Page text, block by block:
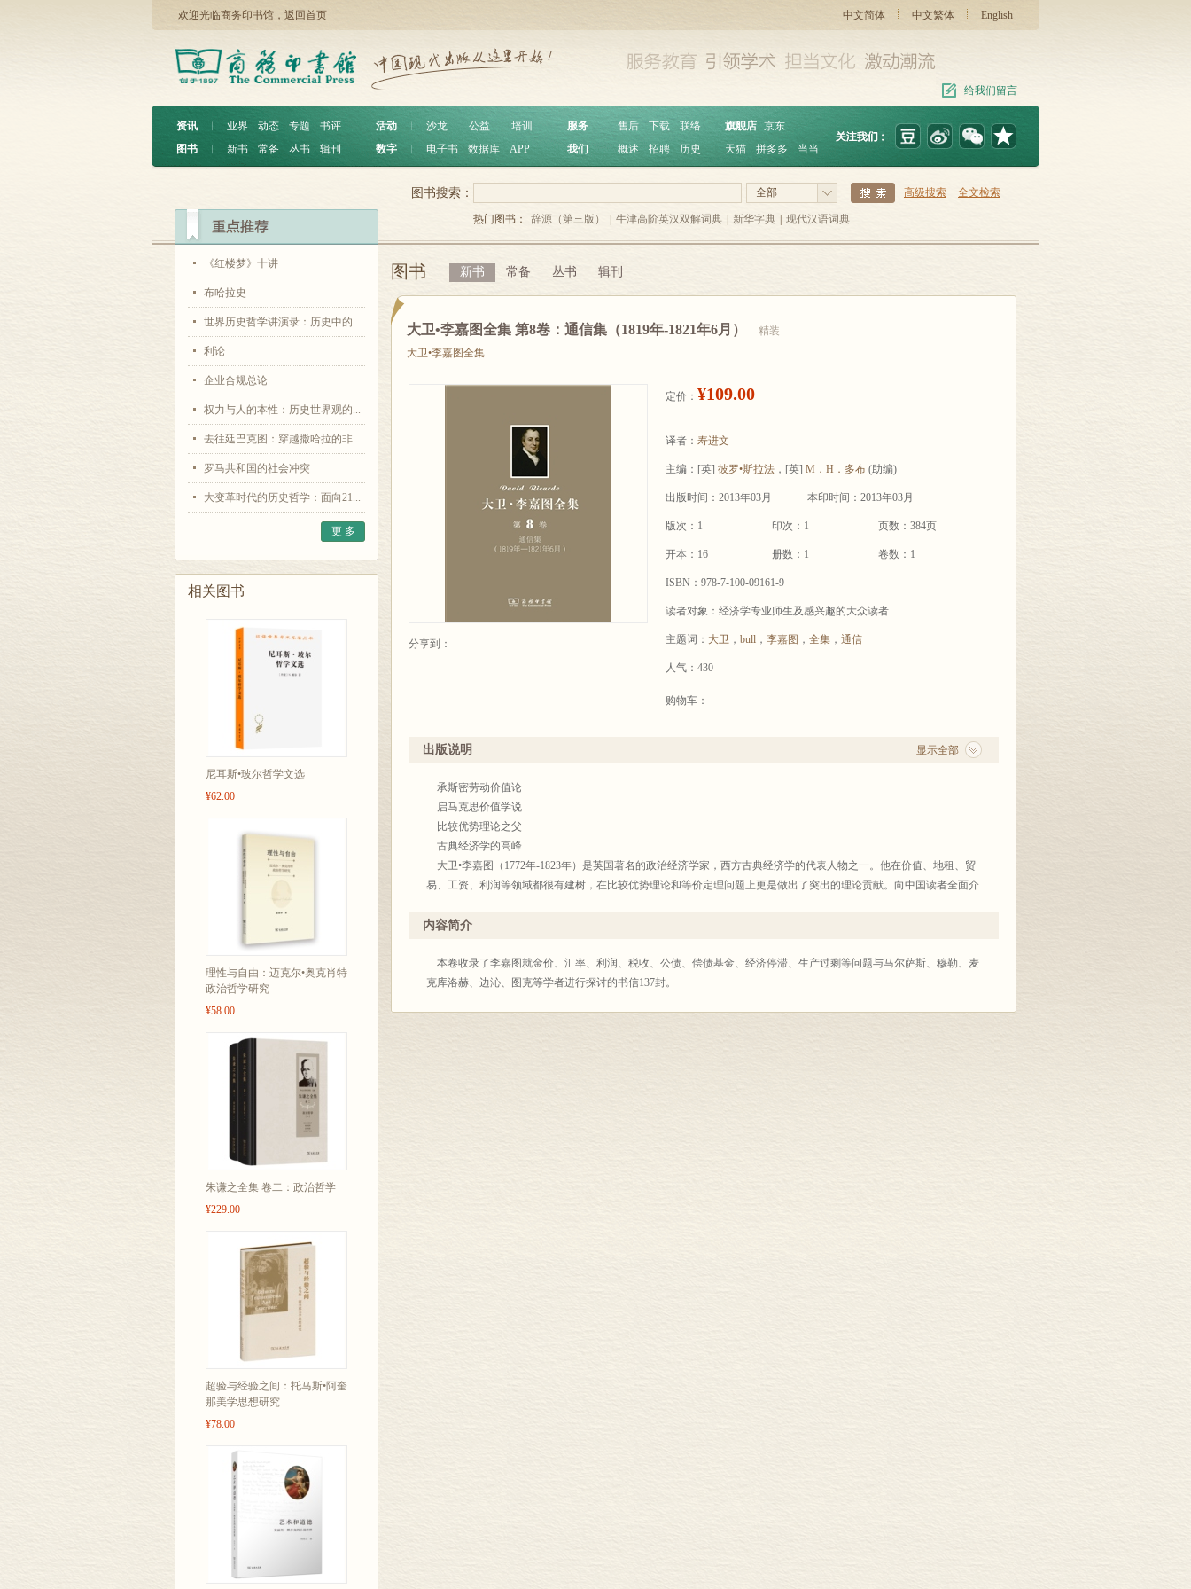
欢迎光临商务印书馆， 返回首页 中文简体 中文繁体 English
给我们留言
资讯 ︱ 业界 动态 专题
书评
图书
︱ 新书 常备 丛书 辑刊
活动 沙龙 公益
培训
数字
电子书 数据库 APP
服务 ︱ 售后 下载
联络
我们
概述 招聘 历史
旗舰店 京东
天猫
拼多多 当当
《红楼梦》十讲
布哈拉史
世界历史哲学讲演录：历史中的...
利论
企业合规总论
权力与人的本性：历史世界观的...
去往廷巴克图：穿越撒哈拉的非...
罗马共和国的社会冲突
大变革时代的历史哲学：面向21...
更 多
相关图书
尼耳斯•玻尔哲学文选
¥62.00
理性与自由：迈克尔•奥克肖特
政治哲学研究
¥58.00
朱谦之全集 卷二：政治哲学
¥229.00
超验与经验之间：托马斯•阿奎
那美学思想研究
¥78.00
全部 高级搜索 全文检索
图书搜索：
热门图书： 辞源（第三版） 牛津高阶英汉双解词典 新华字典 现代汉语词典
图书 新书 常备 丛书 辑刊
大卫•李嘉图全集 第8卷：通信集（1819年-1821年6月）
精装
大卫•李嘉图全集
分享到：
定价： ¥109.00
译者： 寿进文
主编： [英] 彼罗•斯拉法 ，[英] M．H．多布 (助编)
出版时间：2013年03月 本印时间：2013年03月
版次：1 印次：1 页数：384页
开本：16 册数：1 卷数：1
ISBN：978-7-100-09161-9
读者对象：经济学专业师生及感兴趣的大众读者
主题词： 大卫 ， bull ， 李嘉图 ， 全集 ， 通信
人气：430
购物车：
显示全部
出版说明
承斯密劳动价值论
启马克思价值学说
比较优势理论之父
古典经济学的高峰
大卫•李嘉图（1772年-1823年）是英国著名的政治经济学家，西方古典经济学的代表人物之一。他在价值、地租、贸
易、工资、利润等领域都很有建树，在比较优势理论和等价定理问题上更是做出了突出的理论贡献。向中国读者全面介
版本将李嘉图的作品重新整理，形成系统，作为《大卫•李嘉图全集》出版，全书共10卷。
内容简介
本卷收录了李嘉图就金价、汇率、利润、税收、公债、偿债基金、经济停滞、生产过剩等问题与马尔萨斯、穆勒、麦
克库洛赫、边沁、图克等学者进行探讨的书信137封。